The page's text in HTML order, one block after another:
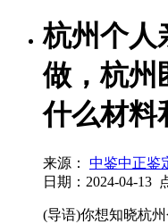
杭州个人
做，杭州
什么材料
来源：
中鉴中正鉴
日期：2024-04-13
(导语)你想知晓杭